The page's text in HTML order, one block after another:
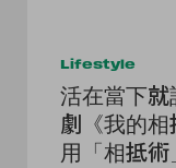
Lifestyle
活在當下
劇《我的
用「相抵